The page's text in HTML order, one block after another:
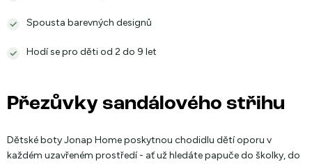
Spousta barevných designů
Hodí se pro děti od 2 do 9 let
Přezůvky sandálového střihu
Dětské boty Jonap Home poskytnou chodidlu dětí oporu v
každém uzavřeném prostředí - ať už hledáte papuče do školky, do